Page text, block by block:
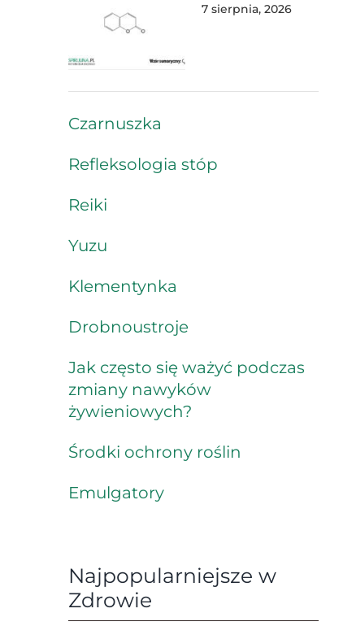
7 sierpnia, 2026
Czarnuszka
Refleksologia stóp
Reiki
Yuzu
Klementynka
Drobnoustroje
Jak często się ważyć podczas
zmiany nawyków
żywieniowych?
Środki ochrony roślin
Emulgatory
Najpopularniejsze w
Zdrowie